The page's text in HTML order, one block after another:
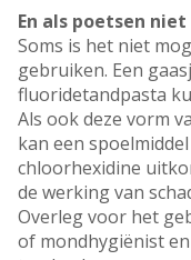
En als poetsen
Soms is het niet
gebruiken. Een
fluoridetandpasta
Als ook deze vorm
kan een
chloorhexidine
de werking van
Overleg voor het
of mondhygiënist